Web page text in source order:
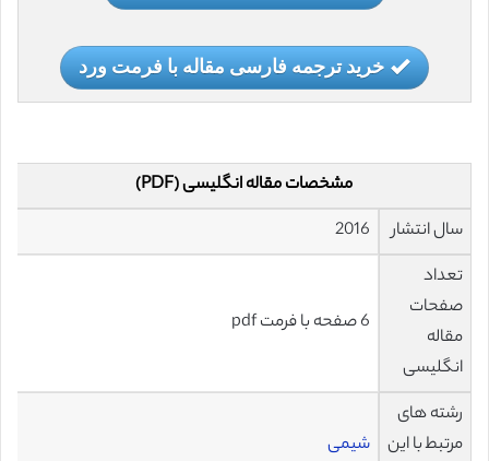
خرید ترجمه فارسی مقاله با فرمت ورد
مشخصات مقاله انگلیسی (PDF)
سال انتشار
2016
تعداد
صفحات
مقاله
انگلیسی
6 صفحه با فرمت pdf
رشته های
مرتبط با این
شیمی